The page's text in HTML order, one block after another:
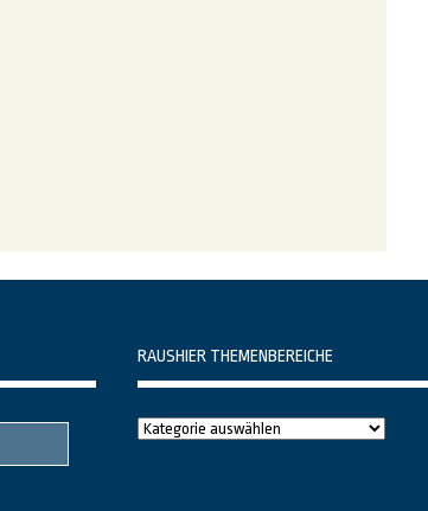
RAUSHIER THEMENBEREICHE
Raushier